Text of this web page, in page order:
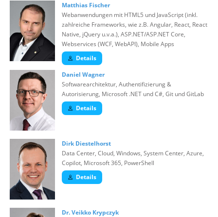
Matthias Fischer
Webanwendungen mit HTML5 und JavaScript (inkl.
zahlreiche Frameworks, wie z.B. Angular, React, React
Native, jQuery u.v.a.), ASP.NET/ASP.NET Core,
Webservices (WCF, WebAPI), Mobile Apps
Details
Daniel Wagner
Softwarearchitektur, Authentifizierung &
Autorisierung, Microsoft .NET und C#, Git und GitLab
Details
Dirk Diestelhorst
Data Center, Cloud, Windows, System Center, Azure,
Copilot, Microsoft 365, PowerShell
Details
Dr. Veikko Krypczyk